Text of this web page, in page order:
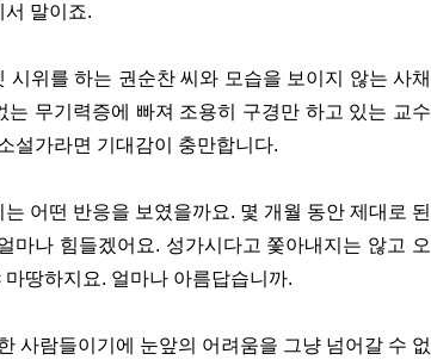
말이죠.
위를 하는 권순찬 씨와 모습을 보이지 않는 사채
무기력증에 빠져 조용히 구경만 하고 있는 교수
설가라면 기대감이 충만합니다.
어떤 반응을 보였을까요. 몇 개월 동안 제대로 된
마나 힘들겠어요. 성가시다고 쫓아내지는 않고 오
땅하지요. 얼마나 아름답습니까.
사람들이기에 눈앞의 어려움을 그냥 넘어갈 수 없